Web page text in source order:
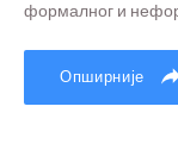
формалног и
Опширније